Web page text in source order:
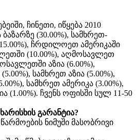
ჩინეთი, იწყება 2010
(30.00%), სამხრეთ-
ჩრდილოეთ ამერიკაში
(10.00%), აღმოსავლეთ
აზია (6.00%),
სამხრეთ აზია (5.00%),
სამხრეთ ამერიკა (3.00%),
(1.00%). ჩვენს ოფისში სულ 11-50
გარანტია?
ნიმუში მასობრივი